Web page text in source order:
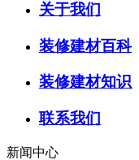
关于我们
装修建材百科
装修建材知识
联系我们
新闻中心